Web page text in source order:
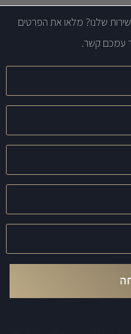
שלנו? מלאו את הפרטים
עמכם קשר.